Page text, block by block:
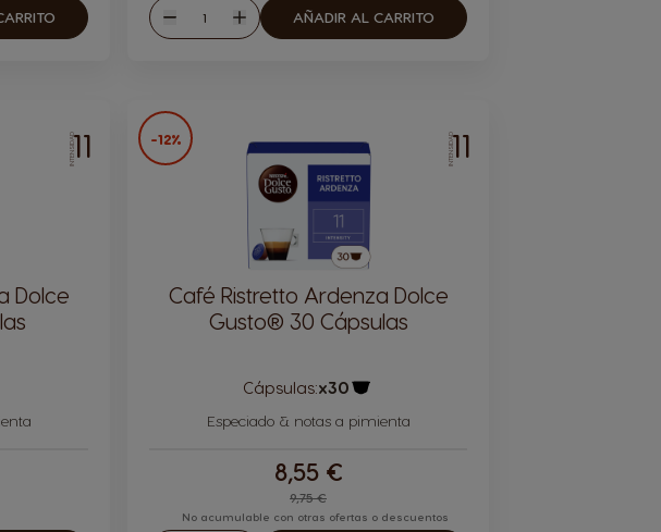
Disminuir
Cantidad
Aumentar
AÑADIR AL CARRITO
INTENSIDAD11
Dolce
-12% INTENSIDAD11
Café Ristretto Ardenza Dolce
Gusto® 30 Cápsulas
Cápsulas:x30
Especiado & notas a pimienta
9,75 €
8,55 €
No acumulable con otras ofertas o descuentos